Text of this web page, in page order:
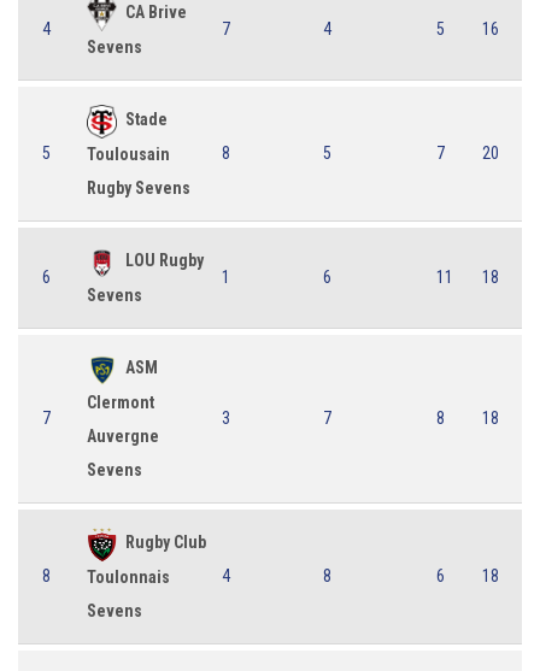
4
CA Brive
Sevens
7 4 5 16
5
Stade
Toulousain
Rugby Sevens
8 5 7 20
6
LOU Rugby
Sevens
1 6 11 18
7
ASM
Clermont
Auvergne
Sevens
3 7 8 18
8
Rugby Club
Toulonnais
Sevens
4 8 6 18